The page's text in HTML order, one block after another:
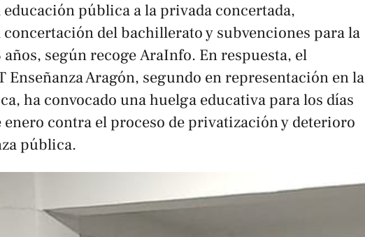
educación pública a la privada concertada,
del bachillerato y subvenciones para la
años, según recogeAraInfo. En respuesta, el
Enseñanza Aragón, segundo en representación en la
ha convocado una huelga educativa para los días
enero contra el proceso de privatización y deterioro
pública.